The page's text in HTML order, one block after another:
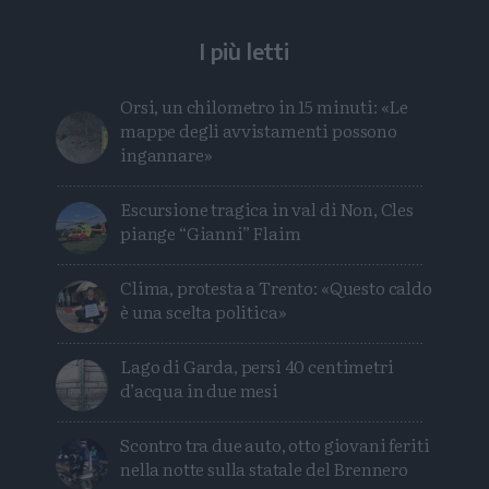
I più letti
Orsi, un chilometro in 15 minuti: «Le
mappe degli avvistamenti possono
ingannare»
Escursione tragica in val di Non, Cles
piange “Gianni” Flaim
Clima, protesta a Trento: «Questo caldo
è una scelta politica»
Lago di Garda, persi 40 centimetri
d’acqua in due mesi
Scontro tra due auto, otto giovani feriti
nella notte sulla statale del Brennero